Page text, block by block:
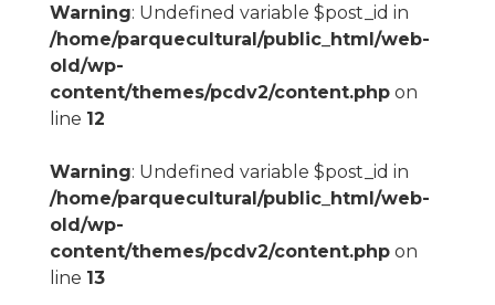
Warning: Undefined variable $post_id in
/home/parquecultural/public_html/web-
old/wp-
content/themes/pcdv2/content.phpon
line 12
Warning: Undefined variable $post_id in
/home/parquecultural/public_html/web-
old/wp-
content/themes/pcdv2/content.phpon
line 13